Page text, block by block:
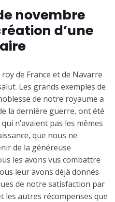
novembre
d’une
de France et de Navarre
Les grands exemples de
de notre royaume a
la dernière guerre, ont été
n’avaient pas les mêmes
que nous ne
de la généreuse
les avons vus combattre
leur avons déjà donnés
de notre satisfaction par
les autres récompenses que